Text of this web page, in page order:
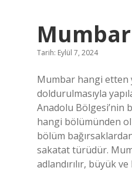
Tarih: Eylül 7, 2024
Mumbar hangi etten
doldurulmasıyla
Anadolu Bölgesi’nin
hangi bölümünden
bölüm
sakatat türüdür.
adlandırılır, büyük